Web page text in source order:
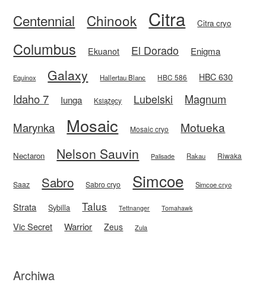
Centennial Chinook Citra Citra cryo
Columbus Ekuanot El Dorado Enigma
Equinox Galaxy Hallertau Blanc HBC 586 HBC 630
Idaho 7 Iunga Książęcy Lubelski
Magnum
Marynka
Mosaic Mosaic cryo Motueka
Nectaron Nelson Sauvin Palisade Rakau Riwaka
Saaz Sabro Sabro cryo Simcoe Simcoe cryo
Strata Sybilla Talus Tettnanger Tomahawk
Vic Secret Warrior Zeus Zula
Archiwa